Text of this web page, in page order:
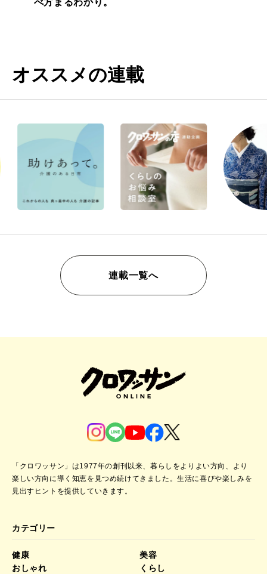
べ方まるわかり。
オススメの連載
連載一覧へ
「クロワッサン」は1977年の創刊以来、暮らしをよりよい方向、より
楽しい方向に導く知恵を見つめ続けてきました。生活に喜びや楽しみを
見出すヒントを提供していきます。
カテゴリー
健康
美容
おしゃれ
くらし